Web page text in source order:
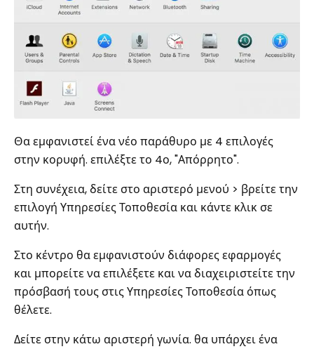
Θα εμφανιστεί ένα νέο παράθυρο με 4 επιλογές
στην κορυφή. επιλέξτε το 4ο, "Απόρρητο".
Στη συνέχεια, δείτε στο αριστερό μενού > βρείτε την
επιλογή Υπηρεσίες Τοποθεσία και κάντε κλικ σε
αυτήν.
Στο κέντρο θα εμφανιστούν διάφορες εφαρμογές
και μπορείτε να επιλέξετε και να διαχειριστείτε την
πρόσβασή τους στις Υπηρεσίες Τοποθεσία όπως
θέλετε.
Δείτε στην κάτω αριστερή γωνία. θα υπάρχει ένα